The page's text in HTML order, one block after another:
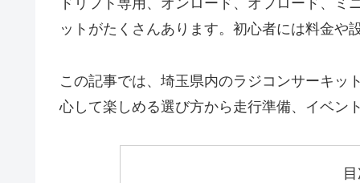
ドリフト専用、オンロード、オフロード、
ットがたくさんあります。初心者には料金や
この記事では、埼玉県内のラジコンサーキッ
心して楽しめる選び方から走行準備、イベン